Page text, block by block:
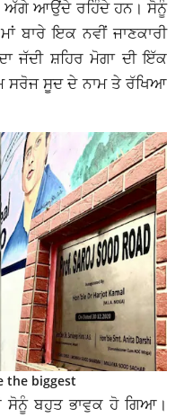
ਅੱਗੇ ਆਉਂਦੇ ਰਹਿੰਦੇ ਹਨ।ਸੋਨੂੰ
ਬਾਰੇ ਇਕ ਨਵੀਂ ਜਾਣਕਾਰੀ
ਜੱਦੀ ਸ਼ਹਿਰ ਮੋਗਾ ਦੀ ਇੱਕ
ਸਰੋਜ ਸੂਦ ਦੇ ਨਾਮ ਤੇ ਰੱਖਿਆ
the biggest
ਸੋਨੂੰ ਬਹੁਤ ਭਾਵੁਕ ਹੋ ਗਿਆ।